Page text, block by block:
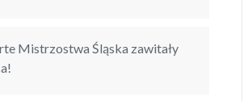
Mistrzostwa Śląska zawitały